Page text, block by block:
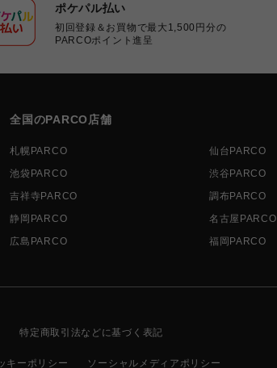
ポケパル払い
初回登録＆お買物で最大1,500円分の
PARCOポイント進呈
全国のPARCO店舗
札幌PARCO 仙台PARCO
池袋PARCO
渋谷PARCO
吉祥寺PARCO
調布PARCO
静岡PARCO
名古屋PARCO
広島PARCO
福岡PARCO
特定商取引法などに基づく表記
キーポリシー ソーシャルメディアポリシー